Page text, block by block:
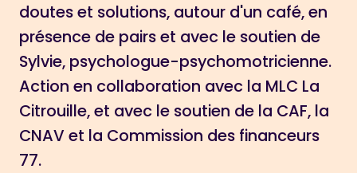
doutes et solutions, autour d'un café, en
présence de pairs et avec le soutien de
Sylvie, psychologue-psychomotricienne.
Action en collaboration avec la MLC La
Citrouille, et avec le soutien de la CAF, la
CNAV et la Commission des financeurs
77.